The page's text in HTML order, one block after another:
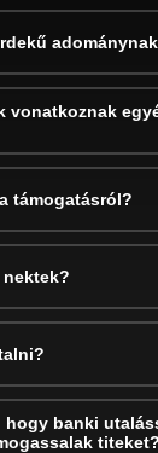
vonatkoznak
támogatásról?
hogy banki
titeket?